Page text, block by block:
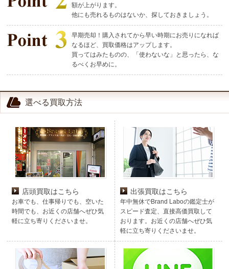
額が上がります。
他にも売れるものはないか、探しておきましょう。
早期売却！購入されてから早い時期にお売りになれば
なるほど、買取価格はアップします。
買ってはみたものの、「使わないな」と思ったら、な
るべくお早めに。
選べる買取方法
店頭買取はこちら
お車でも、仕事帰りでも、空いた
時間でも、お近くの店舗へぜひ気
軽に立ち寄りくださいませ。
出張買取はこちら
年中無休でBrand Laboの鑑定士が
スピード査定、直接高価買取して
おります。お近くの店舗へぜひ気
軽に立ち寄りくださいませ。